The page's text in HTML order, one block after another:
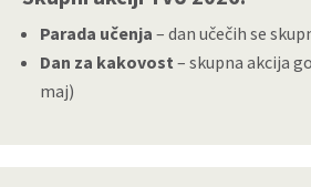
Parada učenja – dan učečih se
Dan za kakovost – skupna akcija
maj)